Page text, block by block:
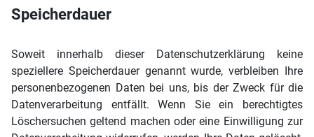
Speicherdauer
Soweit innerhalb dieser Datenschutzerklärung keine
speziellere Speicherdauer genannt wurde, verbleiben Ihre
personenbezogenen Daten bei uns, bis der Zweck für die
Datenverarbeitung entfällt. Wenn Sie ein berechtigtes
Löschersuchen geltend machen oder eine Einwilligung zur